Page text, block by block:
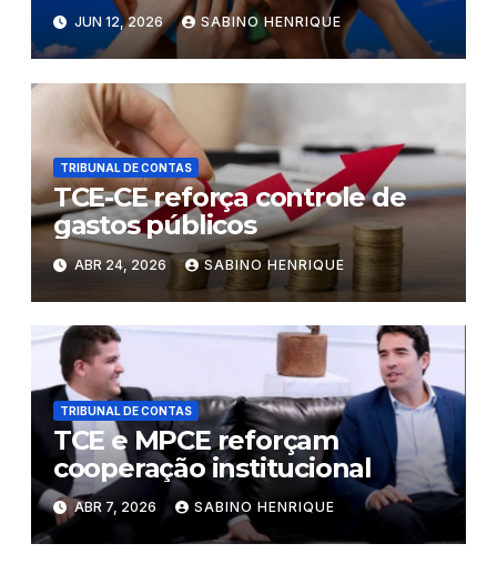
JUN 12, 2026 SABINO HENRIQUE
TRIBUNAL DE CONTAS
TCE-CE reforça controle de
gastos públicos
ABR 24, 2026 SABINO HENRIQUE
TRIBUNAL DE CONTAS
TCE e MPCE reforçam
cooperação institucional
ABR 7, 2026 SABINO HENRIQUE